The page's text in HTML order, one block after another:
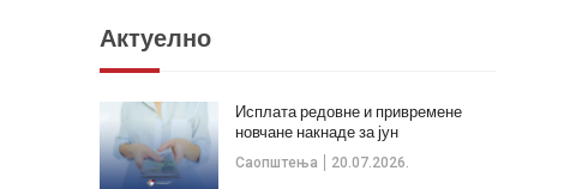
Актуелно
Саопштења 20.07.2026.
Исплата редовне и привремене
новчане накнаде за јун